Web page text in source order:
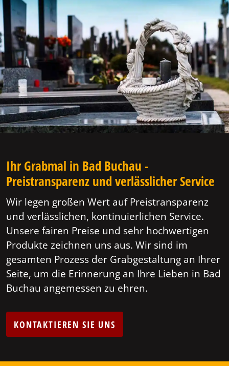
Ihr Grabmal in Bad Buchau -
Preistransparenz und verlässlicher Service
Wir legen großen Wert auf Preistransparenz
und verlässlichen, kontinuierlichen Service.
Unsere fairen Preise und sehr hochwertigen
Produkte zeichnen uns aus. Wir sind im
gesamten Prozess der Grabgestaltung an Ihrer
Seite, um die Erinnerung an Ihre Lieben in Bad
Buchau angemessen zu ehren.
KONTAKTIEREN SIE UNS